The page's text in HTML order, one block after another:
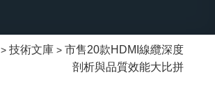
>技術文庫 >市售20款HDMI線纜深度
剖析與品質效能大比拼